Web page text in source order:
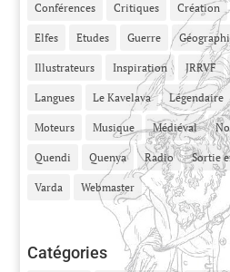
Conférences Critiques Création
Elfes Etudes Guerre
Illustrateurs Inspiration JRRVF
Langues Le Kavelava Légendaire
Moteurs Musique Médiéval
Quendi Quenya Radio Sortie
Varda Webmaster
Catégories